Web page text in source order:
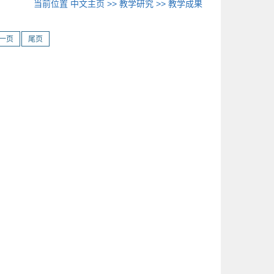
当前位置 中文主页 >>教学研究 >>教学成果
页 尾页